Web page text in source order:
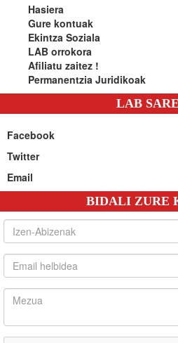
Hasiera
Gure kontuak
Ekintza Soziala
LAB orrokora
Afiliatu zaitez !
Permanentzia Juridikoak
LAB
Facebook
Twitter
Email
BIDALI ZURE